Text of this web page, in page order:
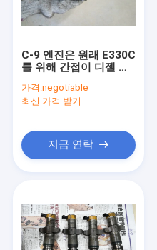
C-9 엔진은 원래 E330C
를 위해 간접이 디젤 엔
젝터 조립을 사용했습니
다
가격:negotiable
최신 가격 받기
지금 연락